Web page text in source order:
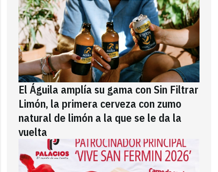
El Águila amplía su gama con Sin Filtrar
Limón, la primera cerveza con zumo
natural de limón a la que se le da la
vuelta